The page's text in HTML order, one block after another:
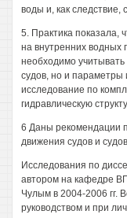
воды и, как следствие,
5. Практика показала,
на внутренних водных
необходимо
судов, но и параметры
исследование по
гидравлическую
6 Даны рекомендации
движения судов и
Исследования по
автором на кафедре
Чулым в 2004-2006 гг.
руководством и при